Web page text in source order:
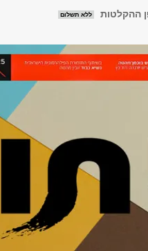
ההקלטות ללא תשלום